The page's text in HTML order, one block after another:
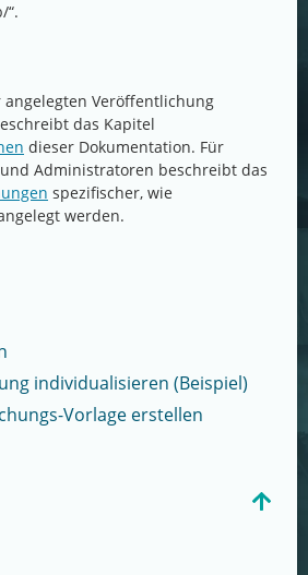
“.
Veröffentlichung
das Kapitel
dieser Dokumentation. Für
Administratoren beschreibt das
spezifischer, wie
werden.
individualisieren (Beispiel)
Vorlage erstellen